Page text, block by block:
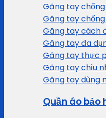
Găng tay
Găng tay
Găng tay cách
Găng tay đa
Găng tay thực
Găng tay chịu
Găng tay dùng
Quần áo bảo